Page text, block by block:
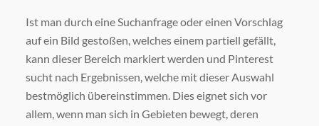
Ist man durch eine Suchanfrage oder einen Vorschlag
auf ein Bild gestoßen, welches einem partiell gefällt,
kann dieser Bereich markiert werden und Pinterest
sucht nach Ergebnissen, welche mit dieser Auswahl
bestmöglich übereinstimmen. Dies eignet sich vor
allem, wenn man sich in Gebieten bewegt, deren